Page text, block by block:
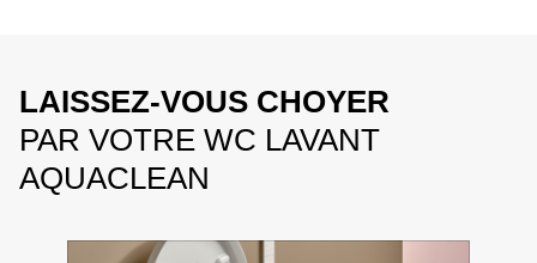
LAISSEZ-VOUS CHOYER
PAR VOTRE WC LAVANT
AQUACLEAN